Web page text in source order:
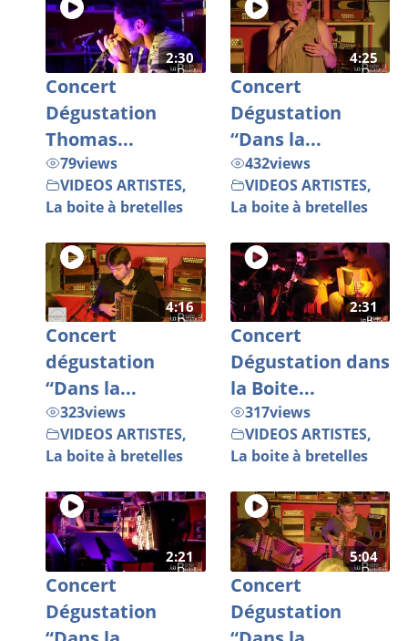
2:30
Concert
Dégustation
Thomas...
79views
VIDEOS ARTISTES,
La boite à bretelles
4:25
Concert
Dégustation
“Dans la...
432views
VIDEOS ARTISTES,
La boite à bretelles
4:16
Concert
dégustation
“Dans la...
323views
VIDEOS ARTISTES,
La boite à bretelles
2:31
Concert
Dégustation dans
la Boite...
317views
VIDEOS ARTISTES,
La boite à bretelles
2:21
Concert
Dégustation
5:04
Concert
Dégustation